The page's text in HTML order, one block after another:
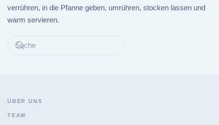
verrühren, in die Pfanne geben, umrühren, stocken lassen und
warm servieren.
ÜBER UNS
TEAM